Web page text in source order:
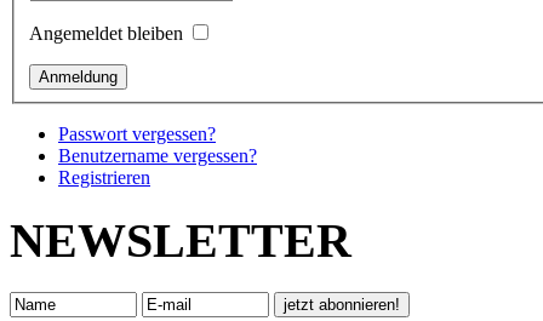
Angemeldet bleiben
Passwort vergessen?
Benutzername vergessen?
Registrieren
NEWSLETTER